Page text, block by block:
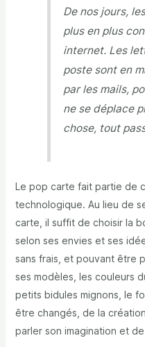
De nos jours,
plus en plus
internet. Les
poste sont en
par les mails,
ne se déplace
chose, tout
Le pop carte fait partie de
technologique. Au lieu de
carte, il suffit de choisir la
selon ses envies et ses
sans frais, et pouvant être
ses modèles, les couleurs
petits bidules mignons, le
être changés, de la
parler son imagination et